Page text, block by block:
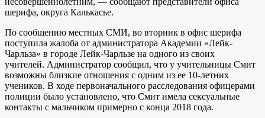
шерифа, округа Калькасье.
По сообщению местных СМИ, во вторник в офис шерифа
поступила жалоба от администратора Академии «Лейк-
Чарльза» в городе Лейк-Чарльзе на одного из своих
учителей. Администратор сообщил, что у учительницы Смит
возможны близкие отношения с одним из ее 10-летних
учеников. В ходе первоначального расследования офицерами
полиции было установлено, что Смит имела сексуальные
контакты с мальчиком примерно с конца 2018 года.